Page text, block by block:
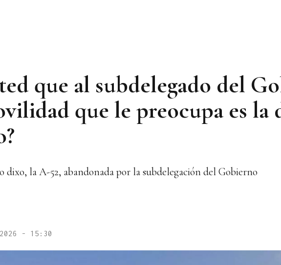
que al subdelegado del
que le preocupa es la
dixo, la A-52, abandonada por la subdelegación del Gobierno
- 15:30